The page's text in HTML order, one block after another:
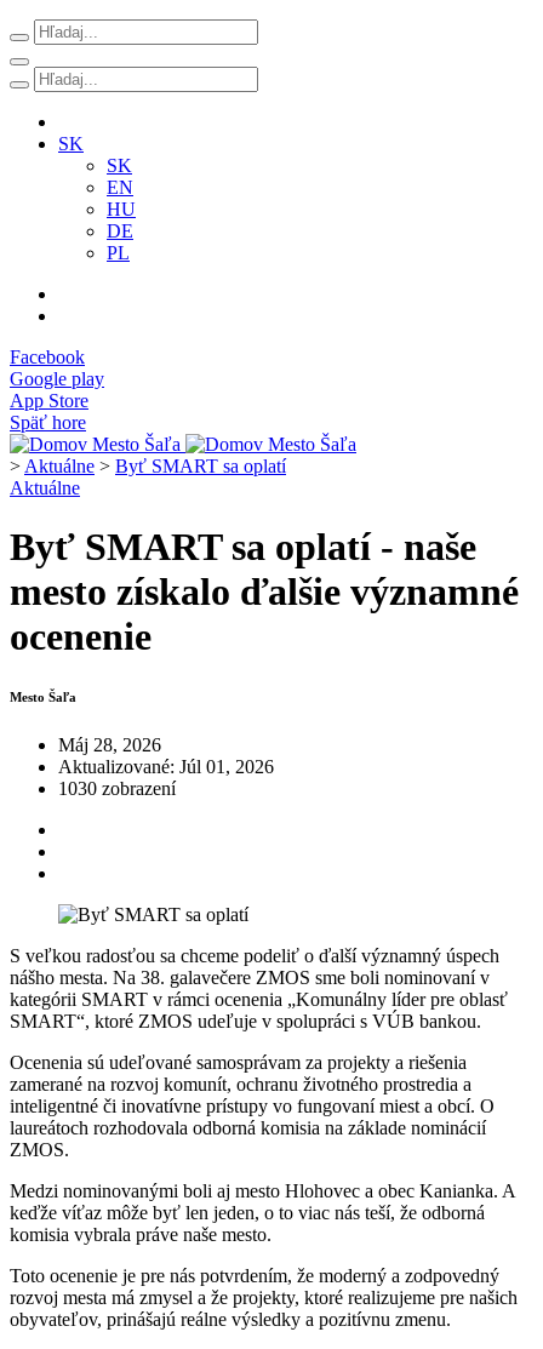
SK
SK
EN
HU
DE
PL
Facebook
Google play
App Store
Späť hore
> Aktuálne > Byť SMART sa oplatí
Aktuálne
Byť SMART sa oplatí - naše
mesto získalo ďalšie významné
ocenenie
Mesto Šaľa
Máj 28, 2026
Aktualizované: Júl 01, 2026
1030 zobrazení
S veľkou radosťou sa chceme podeliť o ďalší významný úspech
nášho mesta. Na 38. galavečere ZMOS sme boli nominovaní v
kategórii SMART v rámci ocenenia „Komunálny líder pre oblasť
SMART“, ktoré ZMOS udeľuje v spolupráci s VÚB bankou.
Ocenenia sú udeľované samosprávam za projekty a riešenia
zamerané na rozvoj komunít, ochranu životného prostredia a
inteligentné či inovatívne prístupy vo fungovaní miest a obcí. O
laureátoch rozhodovala odborná komisia na základe nominácií
ZMOS.
Medzi nominovanými boli aj mesto Hlohovec a obec Kanianka. A
keďže víťaz môže byť len jeden, o to viac nás teší, že odborná
komisia vybrala práve naše mesto.
Toto ocenenie je pre nás potvrdením, že moderný a zodpovedný
rozvoj mesta má zmysel a že projekty, ktoré realizujeme pre našich
obyvateľov, prinášajú reálne výsledky a pozitívnu zmenu.